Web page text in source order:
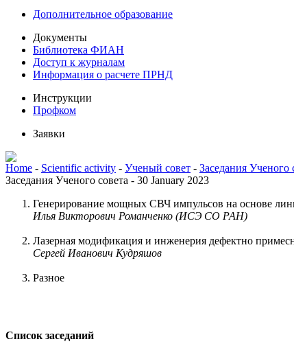
Дополнительное образование
Документы
Библиотека ФИАН
Доступ к журналам
Информация о расчете ПРНД
Инструкции
Профком
Заявки
Home - Scientific activity - Ученый совет - Заседания Ученого
Заседания Ученого совета - 30 January 2023
Генерирование мощных СВЧ импульсов на основе
Илья Викторович Романченко (ИСЭ СО РАН)
Лазерная модификация и инженерия дефектно
Сергей Иванович Кудряшов
Разное
Список заседаний